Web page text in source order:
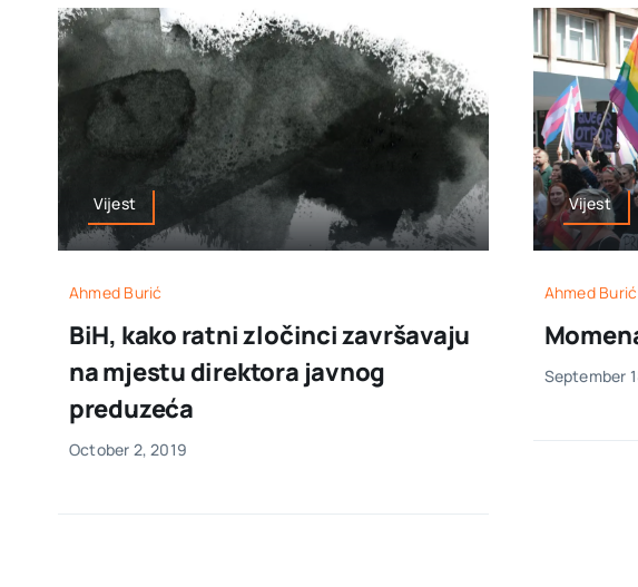
Vijest
Ahmed Burić
BiH, kako ratni zločinci završavaju
na mjestu direktora javnog
preduzeća
October 2, 2019
Vijest
Ahmed Burić
September